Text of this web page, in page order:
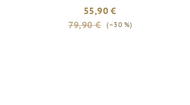
55,90 €
79,90 €
(–30 %)